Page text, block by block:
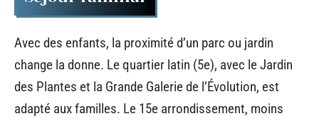
Avec des enfants, la proximité d’un parc ou jardin
change la donne. Le quartier latin (5e), avec le Jardin
des Plantes et la Grande Galerie de l’Évolution, est
adapté aux familles. Le 15e arrondissement, moins